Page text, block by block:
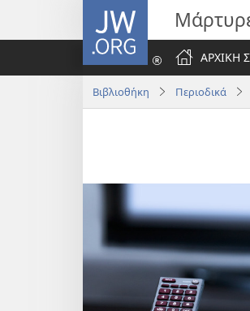
JW.ORG
ΑΡΧΙΚΗ
Βιβλιοθήκη Περιοδικά